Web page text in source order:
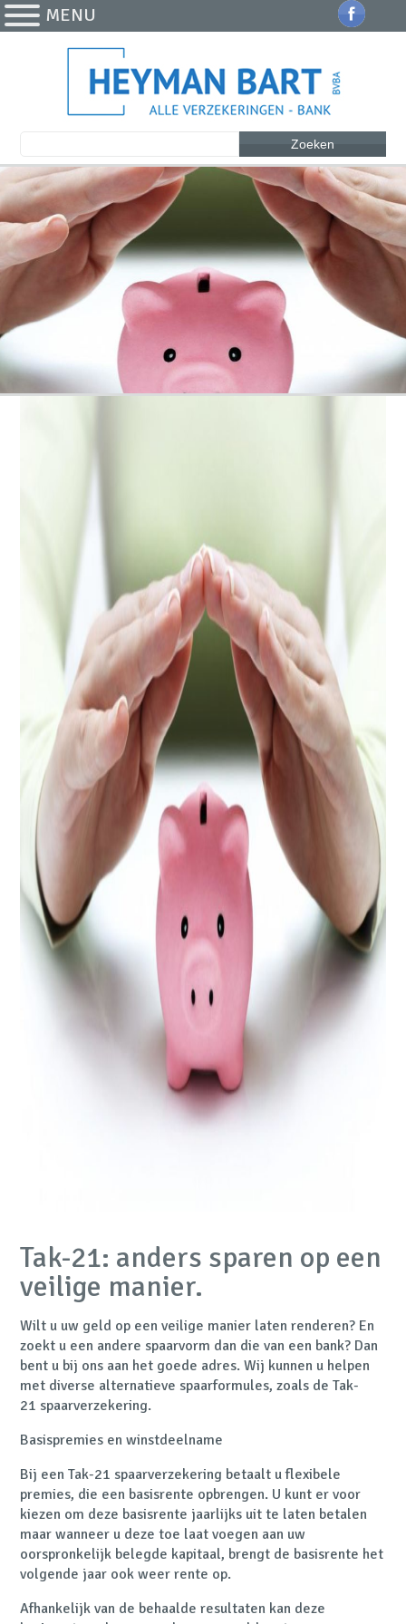
MENU
Zoeken
Tak-21: anders sparen op een
veilige manier.
Wilt u uw geld op een veilige manier laten renderen? En
zoekt u een andere spaarvorm dan die van een bank? Dan
bent u bij ons aan het goede adres. Wij kunnen u helpen
met diverse alternatieve spaarformules, zoals de Tak-
21 spaarverzekering.
Basispremies en winstdeelname
Bij een Tak-21 spaarverzekering betaalt u flexibele
premies, die een basisrente opbrengen. U kunt er voor
kiezen om deze basisrente jaarlijks uit te laten betalen
maar wanneer u deze toe laat voegen aan uw
oorspronkelijk belegde kapitaal, brengt de basisrente het
volgende jaar ook weer rente op.
Afhankelijk van de behaalde resultaten kan deze